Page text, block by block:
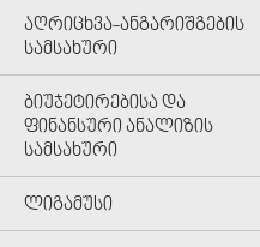
ᲐᲦᲠᲘᲪᲮᲕᲐ-ᲐᲜᲒᲐᲠᲘᲨᲒᲔᲑᲘᲡ
ᲡᲐᲛᲡᲐᲮᲣᲠᲘ
ᲑᲘᲣᲯᲔᲢᲘᲠᲔᲑᲘᲡᲐ ᲓᲐ
ᲤᲘᲜᲐᲜᲡᲣᲠᲘ ᲐᲜᲐᲚᲘᲖᲘᲡ
ᲡᲐᲛᲡᲐᲮᲣᲠᲘ
ᲚᲘᲒᲐᲛᲣᲡᲘ